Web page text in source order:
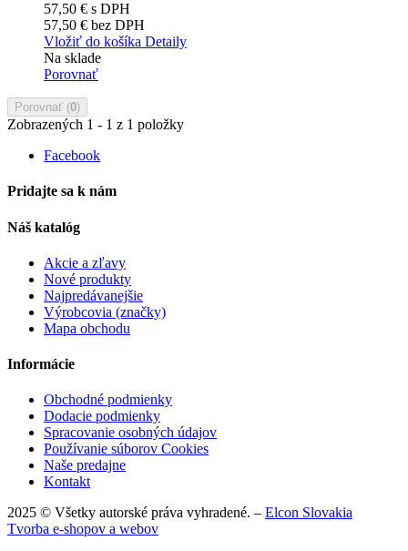
57,50 € s DPH
57,50 € bez DPH
Vložiť do košíka Detaily
Na sklade
Porovnať
Porovnať (0)
Zobrazených 1 - 1 z 1 položky
Facebook
Pridajte sa k nám
Náš katalóg
Akcie a zľavy
Nové produkty
Najpredávanejšie
Výrobcovia (značky)
Mapa obchodu
Informácie
Obchodné podmienky
Dodacie podmienky
Spracovanie osobných údajov
Používanie súborov Cookies
Naše predajne
Kontakt
2025 © Všetky autorské práva vyhradené. – Elcon Slovakia
Tvorba e-shopov a webov